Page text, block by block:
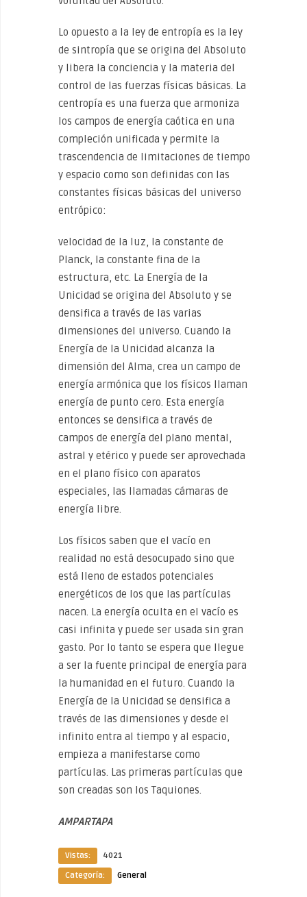
Lo opuesto a la ley de entropía es la ley
de sintropía que se origina del Absoluto
y libera la conciencia y la materia del
control de las fuerzas físicas básicas. La
centropía es una fuerza que armoniza
los campos de energía caótica en una
compleción unificada y permite la
trascendencia de limitaciones de tiempo
y espacio como son definidas con las
constantes físicas básicas del universo
entrópico:
velocidad de la luz, la constante de
Planck, la constante fina de la
estructura, etc. La Energía de la
Unicidad se origina del Absoluto y se
densifica a través de las varias
dimensiones del universo. Cuando la
Energía de la Unicidad alcanza la
dimensión del Alma, crea un campo de
energía armónica que los físicos llaman
energía de punto cero. Esta energía
entonces se densifica a través de
campos de energía del plano mental,
astral y etérico y puede ser aprovechada
en el plano físico con aparatos
especiales, las llamadas cámaras de
energía libre.
Los físicos saben que el vacío en
realidad no está desocupado sino que
está lleno de estados potenciales
energéticos de los que las partículas
nacen. La energía oculta en el vacío es
casi infinita y puede ser usada sin gran
gasto. Por lo tanto se espera que llegue
a ser la fuente principal de energía para
la humanidad en el futuro. Cuando la
Energía de la Unicidad se densifica a
través de las dimensiones y desde el
infinito entra al tiempo y al espacio,
empieza a manifestarse como
partículas. Las primeras partículas que
son creadas son los Taquiones.
AMPARTAPA
Vistas:
4021
Categoría:
General